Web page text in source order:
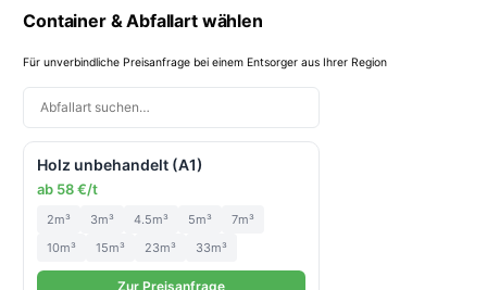
Container & Abfallart wählen
Für unverbindliche Preisanfrage bei einem Entsorger aus Ihrer Region
Holz unbehandelt (A1)
ab 58 €/t
2m³ 3m³ 4.5m³ 5m³
7m³
10m³
15m³ 23m³ 33m³
Zur Preisanfrage